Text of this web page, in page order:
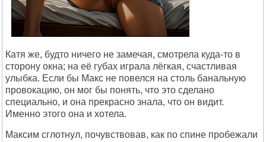
Катя же, будто ничего не замечая, смотрела куда-то в
сторону окна; на её губах играла лёгкая, счастливая
улыбка. Если бы Макс не повелся на столь банальную
провокацию, он мог бы понять, что это сделано
специально, и она прекрасно знала, что он видит.
Именно этого она и хотела.
Максим сглотнул, почувствовав, как по спине пробежали